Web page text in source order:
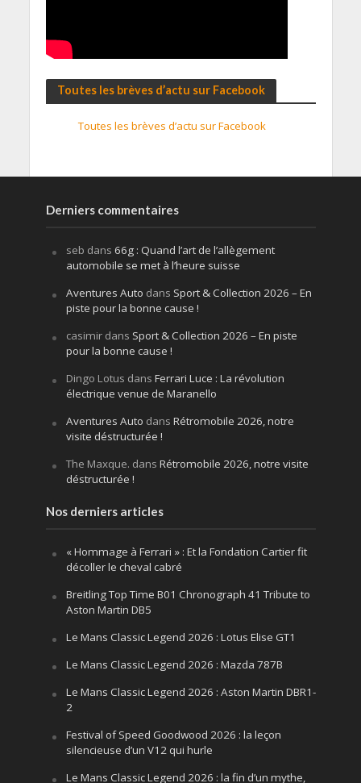
Toutes les brèves d’actu sur Facebook
Toutes les brèves d’actu sur Facebook
Derniers commentaires
seb dans 66g : Quand l’art de l’allègement
automobile se met à l’heure suisse
Aventures Auto dans Sport & Collection 2026 – En
piste pour la bonne cause !
casimirdans Sport & Collection 2026 – En piste
pour la bonne cause !
Dingo Lotus dans Ferrari Luce : La révolution
électrique venue de Maranello
Aventures Auto dans Rétromobile 2026, notre
visite déstructurée !
The Maxque. dans Rétromobile 2026, notre visite
déstructurée !
Nos derniers articles
« Hommage à Ferrari » : Et la Fondation Cartier fit
décoller le cheval cabré
Breitling Top Time B01 Chronograph 41 Tribute to
Aston Martin DB5
Le Mans Classic Legend 2026 : Lotus Elise GT1
Le Mans Classic Legend 2026 : Mazda 787B
Le Mans Classic Legend 2026 : Aston Martin DBR1-
2
Festival of Speed Goodwood 2026 : la leçon
silencieuse d’un V12 qui hurle
Le Mans Classic Legend 2026 : la fin d’un mythe,